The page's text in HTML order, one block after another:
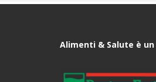
Alimenti & Salute è